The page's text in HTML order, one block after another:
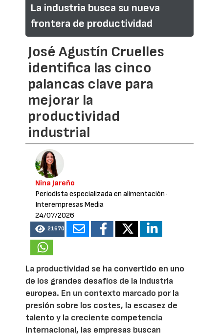
La industria busca su nueva
frontera de productividad
José Agustín Cruelles
identifica las cinco
palancas clave para
mejorar la
productividad
industrial
Nina Jareño
Periodista especializada en alimentación ·
Interempresas Media
24/07/2026
21670
La productividad se ha convertido en uno
de los grandes desafíos de la industria
europea. En un contexto marcado por la
presión sobre los costes, la escasez de
talento y la creciente competencia
internacional, las empresas buscan